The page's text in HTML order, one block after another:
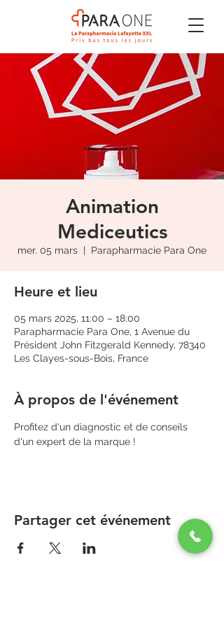
Animation
Mediceutics
mer. 05 mars
  |
Parapharmacie Para One
Heure et lieu
05 mars 2025, 11:00 – 18:00
Parapharmacie Para One, 1 Avenue du
Président John Fitzgerald Kennedy, 78340
Les Clayes-sous-Bois, France
À propos de l'événement
Profitez d'un diagnostic et de conseils
d'un expert de la marque !
Partager cet événement